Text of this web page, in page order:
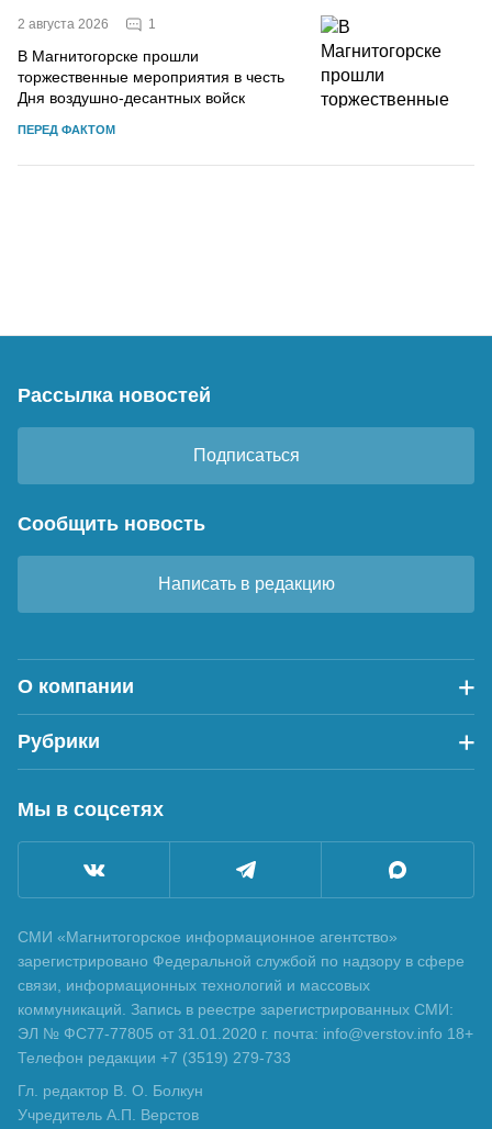
2 августа 2026 1
В Магнитогорске прошли
торжественные мероприятия в честь
Дня воздушно-десантных войск
ПЕРЕД ФАКТОМ
Рассылка новостей
Подписаться
Сообщить новость
Написать в редакцию
О компании
Рубрики
Мы в соцсетях
СМИ «Магнитогорское информационное агентство»
зарегистрировано Федеральной службой по надзору в сфере
связи, информационных технологий и массовых
коммуникаций. Запись в реестре зарегистрированных СМИ:
ЭЛ № ФС77-77805 от 31.01.2020 г. почта: info@verstov.info 18+
Телефон редакции +7 (3519) 279-733
Гл. редактор В. О. Болкун
Учредитель А.П. Верстов